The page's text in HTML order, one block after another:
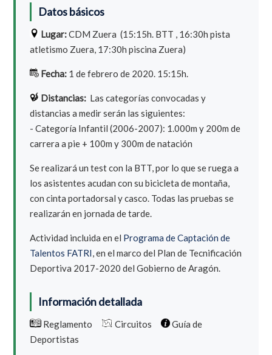
Datos básicos
Lugar:CDM Zuera (15:15h. BTT , 16:30h pista
atletismo Zuera, 17:30h piscina Zuera)
Fecha:1 de febrero de 2020. 15:15h.
Distancias: Las categorías convocadas y
distancias a medir serán las siguientes:
- Categoría Infantil (2006-2007): 1.000m y 200m de
carrera a pie + 100m y 300m de natación
Se realizará un test con la BTT, por lo que se ruega a
los asistentes acudan con su bicicleta de montaña,
con cinta portadorsal y casco. Todas las pruebas se
realizarán en jornada de tarde.
Actividad incluida en el Programa de Captación de
Talentos FATRI, en el marco del Plan de Tecnificación
Deportiva 2017-2020 del Gobierno de Aragón.
Información detallada
Reglamento Circuitos
Guía de
Deportistas